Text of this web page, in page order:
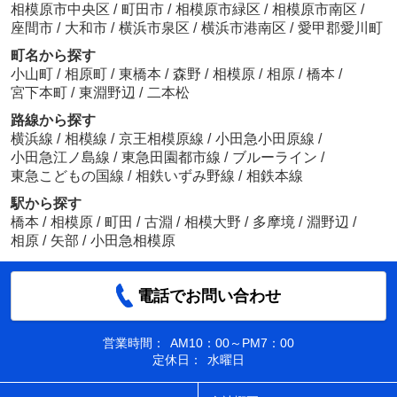
相模原市中央区 / 町田市 / 相模原市緑区 / 相模原市南区 /
座間市 / 大和市 / 横浜市泉区 / 横浜市港南区 / 愛甲郡愛川町
町名から探す
小山町 / 相原町 / 東橋本 / 森野 / 相模原 / 相原 / 橋本 /
宮下本町 / 東淵野辺 / 二本松
路線から探す
横浜線 / 相模線 / 京王相模原線 / 小田急小田原線 /
小田急江ノ島線 / 東急田園都市線 / ブルーライン /
東急こどもの国線 / 相鉄いずみ野線 / 相鉄本線
駅から探す
橋本 / 相模原 / 町田 / 古淵 / 相模大野 / 多摩境 / 淵野辺 /
相原 / 矢部 / 小田急相模原
電話でお問い合わせ
営業時間：
AM10：00～PM7：00
定休日：
水曜日